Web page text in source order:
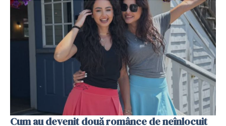
Cum au devenit două românce de neînlocuit